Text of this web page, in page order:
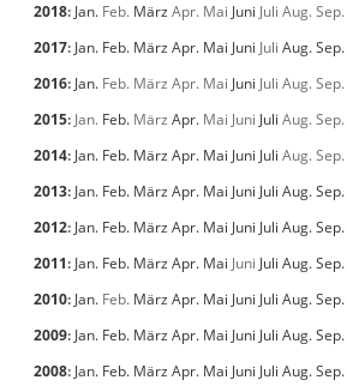
2018: Jan. Feb. März Apr. Mai Juni Juli Aug.Sep.
2017: Jan. Feb. März Apr. Mai Juni Juli Aug.Sep.
2016: Jan. Feb. März Apr. Mai Juni Juli Aug.Sep.
2015: Jan. Feb. März Apr. Mai Juni Juli Aug.Sep.
2014: Jan. Feb. März Apr. Mai Juni Juli Aug.Sep.
2013: Jan. Feb. März Apr. Mai Juni Juli Aug.Sep.
2012: Jan. Feb. März Apr. Mai Juni Juli Aug.Sep.
2011: Jan. Feb. März Apr. Mai Juni Juli Aug.Sep.
2010: Jan. Feb. März Apr. Mai Juni Juli Aug.Sep.
2009: Jan. Feb. März Apr. Mai Juni Juli Aug.Sep.
2008: Jan. Feb. März Apr. Mai Juni Juli Aug.Sep.